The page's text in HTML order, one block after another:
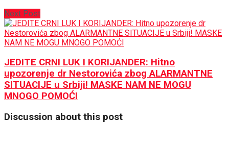
Next Post
JEDITE CRNI LUK I KORIJANDER: Hitno
upozorenje dr Nestorovića zbog ALARMANTNE
SITUACIJE u Srbiji! MASKE NAM NE MOGU
MNOGO POMOĆI
Discussion about this post